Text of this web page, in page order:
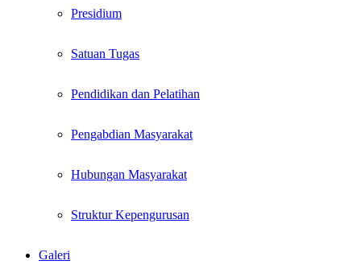
Presidium
Satuan Tugas
Pendidikan dan Pelatihan
Pengabdian Masyarakat
Hubungan Masyarakat
Struktur Kepengurusan
Galeri